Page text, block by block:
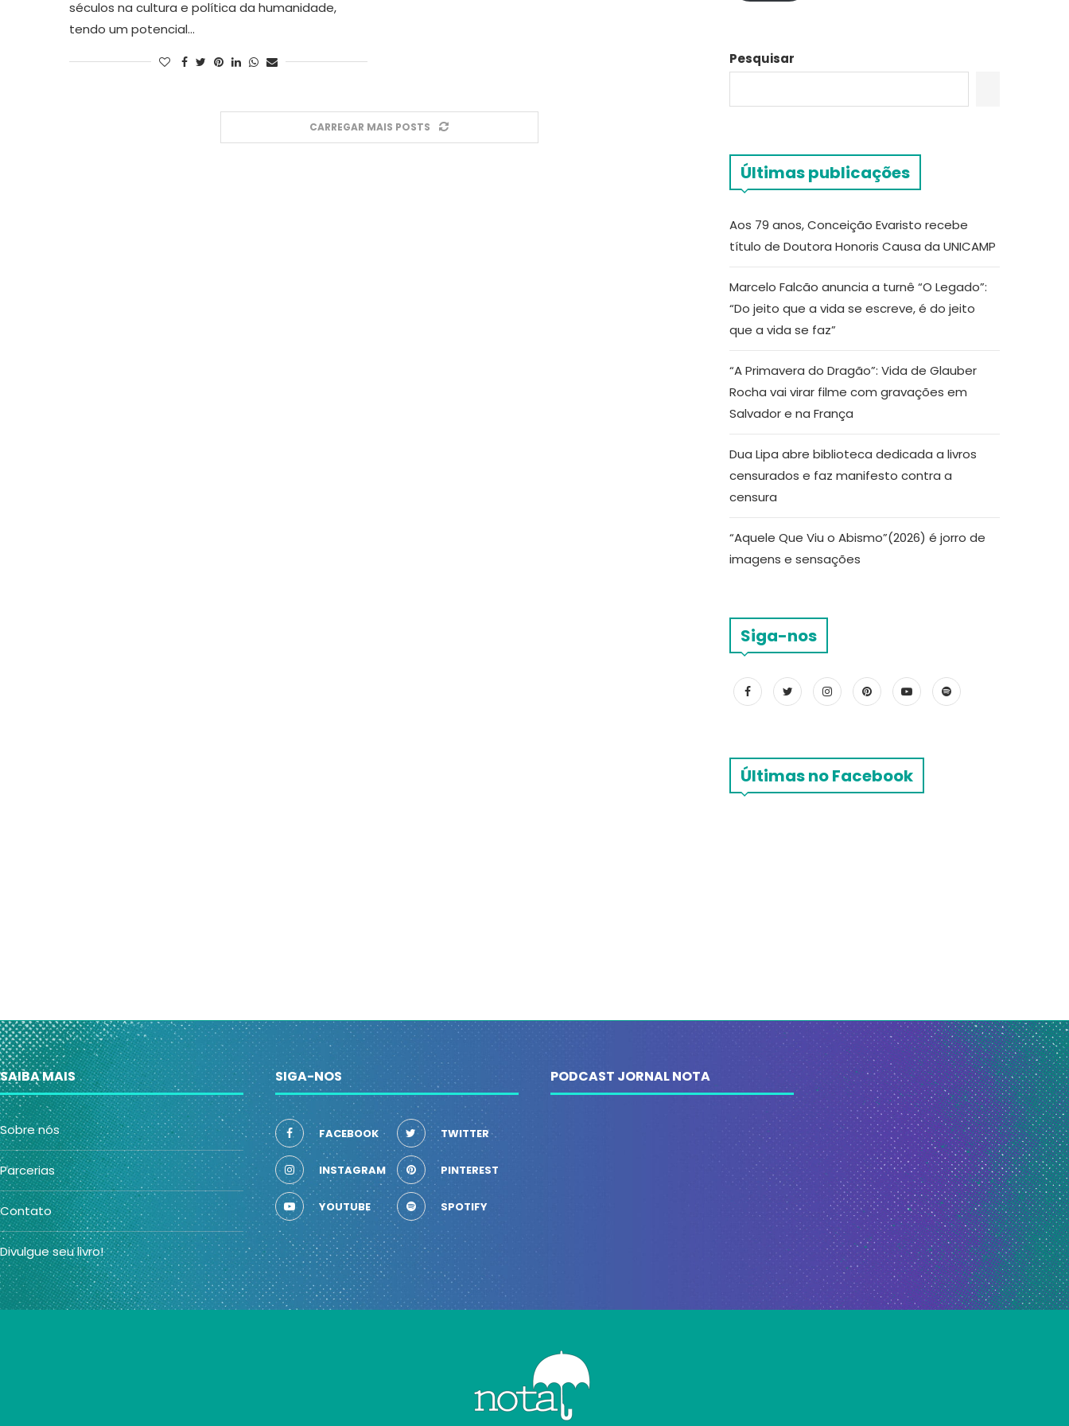
séculos na cultura e política da humanidade,
tendo um potencial…
CARREGAR MAIS POSTS
Pesquisar
Últimas publicações
Aos 79 anos, Conceição Evaristo recebe
título de Doutora Honoris Causa da UNICAMP
Marcelo Falcão anuncia a turnê “O Legado”:
“Do jeito que a vida se escreve, é do jeito
que a vida se faz”
“A Primavera do Dragão”: Vida de Glauber
Rocha vai virar filme com gravações em
Salvador e na França
Dua Lipa abre biblioteca dedicada a livros
censurados e faz manifesto contra a
censura
“Aquele Que Viu o Abismo”(2026) é jorro de
imagens e sensações
Siga-nos
Últimas no Facebook
SAIBA MAIS
Sobre nós
Parcerias
Contato
Divulgue seu livro!
SIGA-NOS
FACEBOOK TWITTER
INSTAGRAM PINTEREST
YOUTUBE SPOTIFY
PODCAST JORNAL NOTA